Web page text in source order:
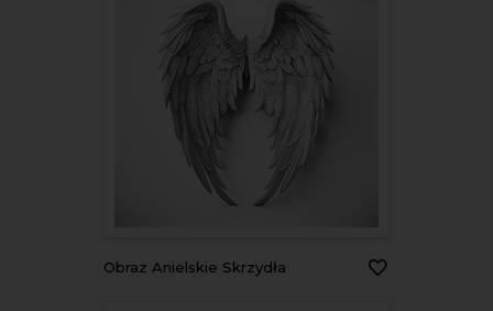
Obraz Anielskie Skrzydła